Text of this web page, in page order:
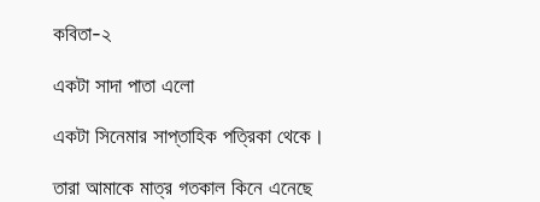
কবিতা-২
একটা সাদা পাতা এলো
একটা সিনেমার সাপ্তাহিক পত্রিকা থেকে।
তারা আমাকে মাত্র গতকাল কিনে এনেছে